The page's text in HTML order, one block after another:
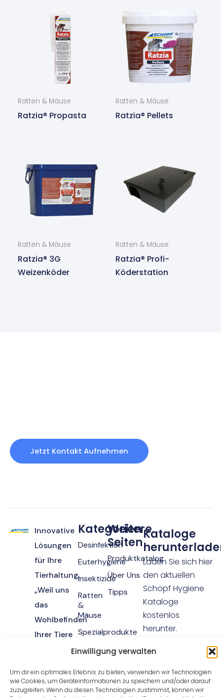
Einwilligung verwalten
Um dir ein optimales Erlebnis zu bieten, verwenden wir Technologien
wie Cookies, um Geräteinformationen zu speichern und/oder darauf
zuzugreifen. Wenn du diesen Technologien zustimmst, können wir
Ratten & Mäuse
Ratzia® Propasta
Ratten & Mäuse
Ratzia® Pellets
Ratten & Mäuse
Ratzia® 3G
Weizenköder
Ratten & Mäuse
Ratzia® Profi-
Köderstation
Jetzt Kontakt Aufnehmen
Innovative
Lösungen
für Ihre
Tierhaltung.
„Weil uns
das
Wohlbefinden
Ihrer Tiere
am Herzen
Kategorien
Desinfektion
Euterhygiene
Insektizide
Ratten
&
Mäuse
Spezialprodukte
Spezialreiniger
Weitere
Seiten
Produktkatalog
Über Uns
Tipps
Kataloge
Laden Sie sich hier
den aktuellen
Schopf Hygiene
Kataloge
kostenlos
herunter.